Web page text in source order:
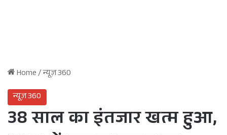
Home/न्यूज़ 360
न्यूज़ 360
38 साल का इंतजार खत्म हुआ,